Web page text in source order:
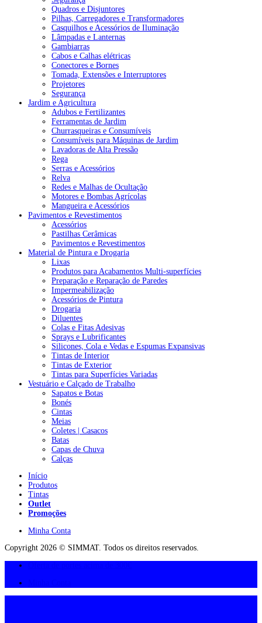
Quadros e Disjuntores
Pilhas, Carregadores e Transformadores
Casquilhos e Acessórios de Iluminação
Lâmpadas e Lanternas
Gambiarras
Cabos e Calhas elétricas
Conectores e Bornes
Tomada, Extensões e Interruptores
Projetores
Segurança
Jardim e Agricultura
Adubos e Fertilizantes
Ferramentas de Jardim
Churrasqueiras e Consumíveis
Consumíveis para Máquinas de Jardim
Lavadoras de Alta Pressão
Rega
Serras e Acessórios
Relva
Redes e Malhas de Ocultação
Motores e Bombas Agrícolas
Mangueira e Acessórios
Pavimentos e Revestimentos
Acessórios
Pastilhas Cerâmicas
Pavimentos e Revestimentos
Material de Pintura e Drogaria
Lixas
Produtos para Acabamentos Multi-superfícies
Preparação e Reparação de Paredes
Impermeabilização
Acessórios de Pintura
Drogaria
Diluentes
Colas e Fitas Adesivas
Sprays e Lubrificantes
Silicones, Cola e Vedas e Espumas Expansivas
Tintas de Interior
Tintas de Exterior
Tintas para Superfícies Variadas
Vestuário e Calçado de Trabalho
Sapatos e Botas
Bonés
Cintas
Meias
Coletes | Casacos
Batas
Capas de Chuva
Calças
Início
Produtos
Tintas
Outlet
Promoções
Minha Conta
Copyright 2026 © SIMMAT. Todos os direitos reservados.